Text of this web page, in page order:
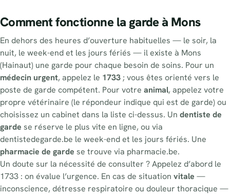
Comment fonctionne la garde à Mons
En dehors des heures d’ouverture habituelles — le soir, la
nuit, le week-end et les jours fériés — il existe à Mons
(Hainaut) une garde pour chaque besoin de soins. Pour un
médecin urgent, appelez le 1733; vous êtes orienté vers le
poste de garde compétent. Pour votre animal, appelez votre
propre vétérinaire (le répondeur indique qui est de garde) ou
choisissez un cabinet dans la liste ci-dessus. Un dentiste de
garde se réserve le plus vite en ligne, ou via
dentistedegarde.be le week-end et les jours fériés. Une
pharmacie de garde se trouve via pharmacie.be.
Un doute sur la nécessité de consulter ? Appelez d’abord le
1733 : on évalue l’urgence. En cas de situation vitale —
inconscience, détresse respiratoire ou douleur thoracique —